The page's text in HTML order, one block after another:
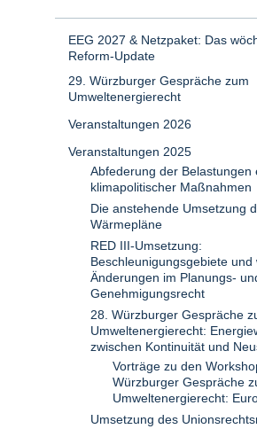
EEG 2027 & Netzpaket: Das
Reform-Update
29. Würzburger Gespräche zum
Umweltenergierecht
Veranstaltungen 2026
Veranstaltungen 2025
Abfederung der Belastungen
klimapolitischer Maßnahmen
Die anstehende Umsetzung
Wärmepläne
RED III-Umsetzung:
Beschleunigungsgebiete und
Änderungen im Planungs-
Genehmigungsrecht
28. Würzburger Gespräche
Umweltenergierecht:
zwischen Kontinuität und
Vorträge zu den
Würzburger Gespräche
Umweltenergierecht:
Umsetzung des